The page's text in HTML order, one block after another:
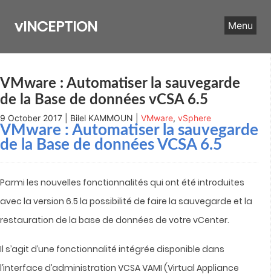
content
vINCEPTION Menu
VMware : Automatiser la sauvegarde
de la Base de données vCSA 6.5
9 October 2017 | Bilel KAMMOUN | VMware, vSphere
VMware : Automatiser la sauvegarde
de la Base de données VCSA 6.5
Parmi les nouvelles fonctionnalités qui ont été introduites
avec la version 6.5 la possibilité de faire la sauvegarde et la
restauration de la base de données de votre vCenter.
Il s’agit d’une fonctionnalité intégrée disponible dans
l’interface d’administration VCSA VAMI (Virtual Appliance